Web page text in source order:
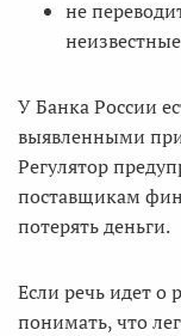
не
У Банка России
выявленными
Регулятор
поставщикам
потерять деньги.
Если речь идет о
понимать, что